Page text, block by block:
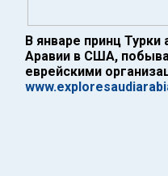
В январе принц
Аравии в США,
еврейскими